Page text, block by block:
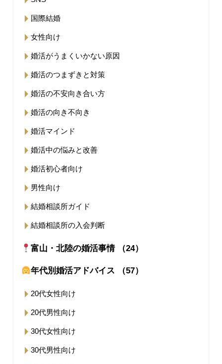
国際結婚
女性向け
婚活がうまくいかない原因
婚活のつまずきと対策
婚活の不安向き合い方
婚活の向き不向き
婚活マインド
婚活中の悩みと改善
婚活初心者向け
男性向け
結婚相談所ガイド
結婚相談所の入会判断
富山・北陸の婚活事情 （24）
年代別婚活アドバイス （57）
20代女性向け
20代男性向け
30代女性向け
30代男性向け